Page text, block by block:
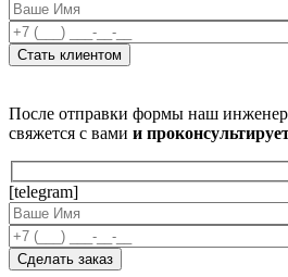
После отправки формы наш инженер
свяжется с вами и
[telegram]